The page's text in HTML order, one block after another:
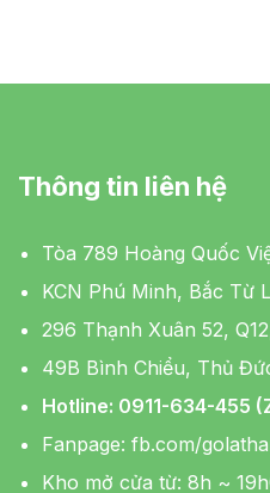
Thông tin liên hệ
Tòa 789 Hoàng Quốc
KCN Phú Minh, Bắc Từ
296 Thạnh Xuân 52,
49B Bình Chiểu, Thủ
Hotline: 0911-634-455
Fanpage: fb.com/
Kho mở cửa từ: 8h ~